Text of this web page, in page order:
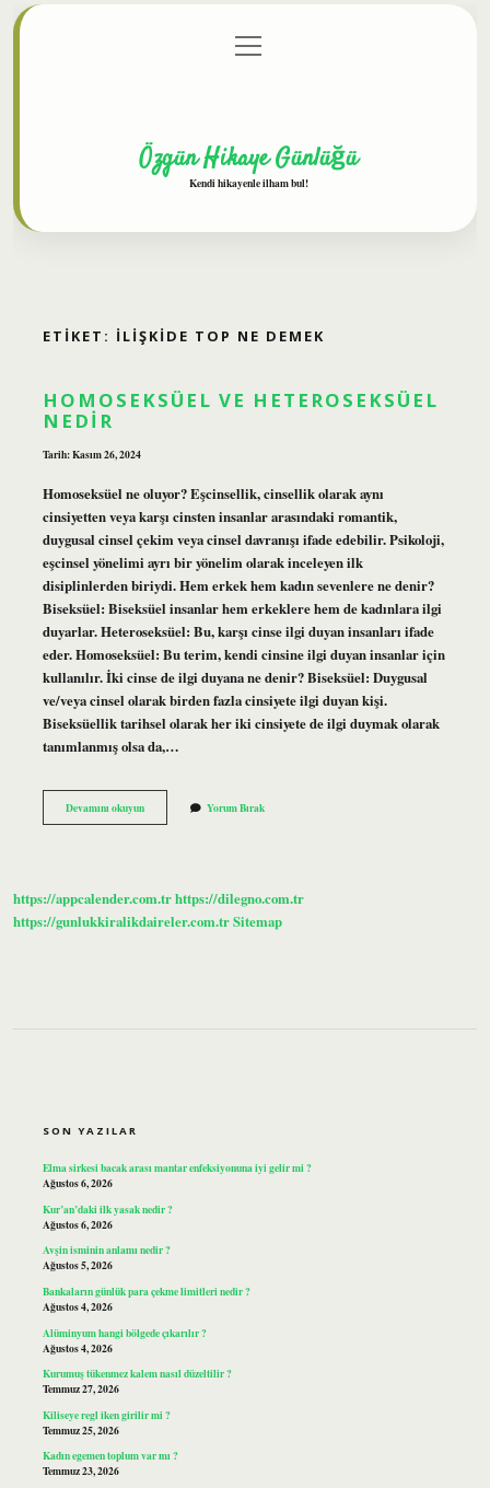
Gizlilik Politikası
menüyü
aç
Özgün Hikaye Günlüğü
Kendi hikayenle ilham bul!
ETIKET: İLIŞKIDE TOP NE DEMEK
HOMOSEKSÜEL VE HETEROSEKSÜEL
NEDIR
Tarih: Kasım 26, 2024
Homoseksüel ne oluyor? Eşcinsellik, cinsellik olarak aynı
cinsiyetten veya karşı cinsten insanlar arasındaki romantik,
duygusal cinsel çekim veya cinsel davranışı ifade edebilir. Psikoloji,
eşcinsel yönelimi ayrı bir yönelim olarak inceleyen ilk
disiplinlerden biriydi. Hem erkek hem kadın sevenlere ne denir?
Biseksüel: Biseksüel insanlar hem erkeklere hem de kadınlara ilgi
duyarlar. Heteroseksüel: Bu, karşı cinse ilgi duyan insanları ifade
eder. Homoseksüel: Bu terim, kendi cinsine ilgi duyan insanlar için
kullanılır. İki cinse de ilgi duyana ne denir? Biseksüel: Duygusal
ve/veya cinsel olarak birden fazla cinsiyete ilgi duyan kişi.
Biseksüellik tarihsel olarak her iki cinsiyete de ilgi duymak olarak
tanımlanmış olsa da,…
Devamını okuyunHomoseksüel
Ve
Yorum Bırak
https://appcalender.com.trhttps://dilegno.com.tr
https://gunlukkiralikdaireler.com.trSitemap
SON YAZILAR
Elma sirkesi bacak arası mantar enfeksiyonuna iyi gelir mi ?
Ağustos 6, 2026
Kur’an’daki ilk yasak nedir ?
Ağustos 6, 2026
Avşin isminin anlamı nedir ?
Ağustos 5, 2026
Bankaların günlük para çekme limitleri nedir ?
Ağustos 4, 2026
Alüminyum hangi bölgede çıkarılır ?
Ağustos 4, 2026
Kurumuş tükenmez kalem nasıl düzeltilir ?
Temmuz 27, 2026
Kiliseye regl iken girilir mi ?
Temmuz 25, 2026
Kadın egemen toplum var mı ?
Temmuz 23, 2026